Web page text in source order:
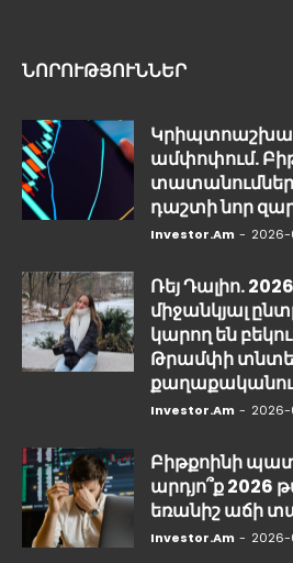
ՆՈՐՈՒԹՅՈՒՆՆԵՐ
ամփոփում.
դաշտի նոր
Investor.am - 2026-
Ռեյ Դալիո.
միջանկյալ
կարող են
Թրամփի
Investor.am - 2026-
Բիթքոինի
արդյո՞ք
եռանիշ աճի
Investor.am - 2026-